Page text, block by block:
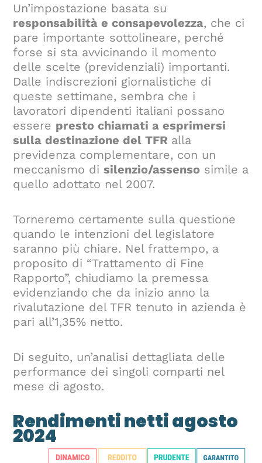
Un’impostazione basata su
responsabilità e consapevolezza, che ci
pare importante sottolineare, perché
forse si sta avvicinando il momento
delle scelte (previdenziali) importanti.
Dalle indiscrezioni giornalistiche di
queste settimane, sembra che i
lavoratori dipendenti italiani possano
essere presto chiamati a esprimersi
sulla destinazione del TFR alla
previdenza complementare, con un
meccanismo disilenzio/assenso simile a
quello adottato nel 2007.
Torneremo certamente sulla questione
quando le intenzioni del legislatore
saranno più chiare. Nel frattempo, a
proposito di “Trattamento di Fine
Rapporto”, chiudiamo la premessa
evidenziando che da inizio anno la
rivalutazione del TFR tenuto in azienda è
pari all’1,35% netto.
Di seguito, un’analisi dettagliata delle
performance dei singoli comparti nel
mese di agosto.
Rendimenti netti agosto
2024